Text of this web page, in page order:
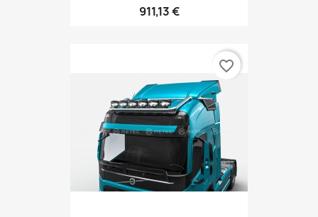
911,13 €
favorite_border